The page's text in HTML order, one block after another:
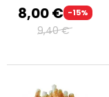
8,00 € -15%
9,40 €